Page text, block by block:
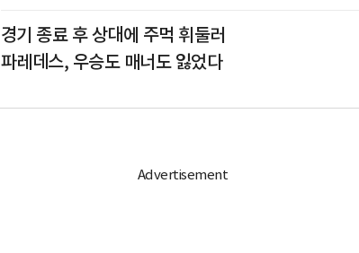
경기 종료 후 상대에 주먹 휘둘러
파레데스, 우승도 매너도 잃었다